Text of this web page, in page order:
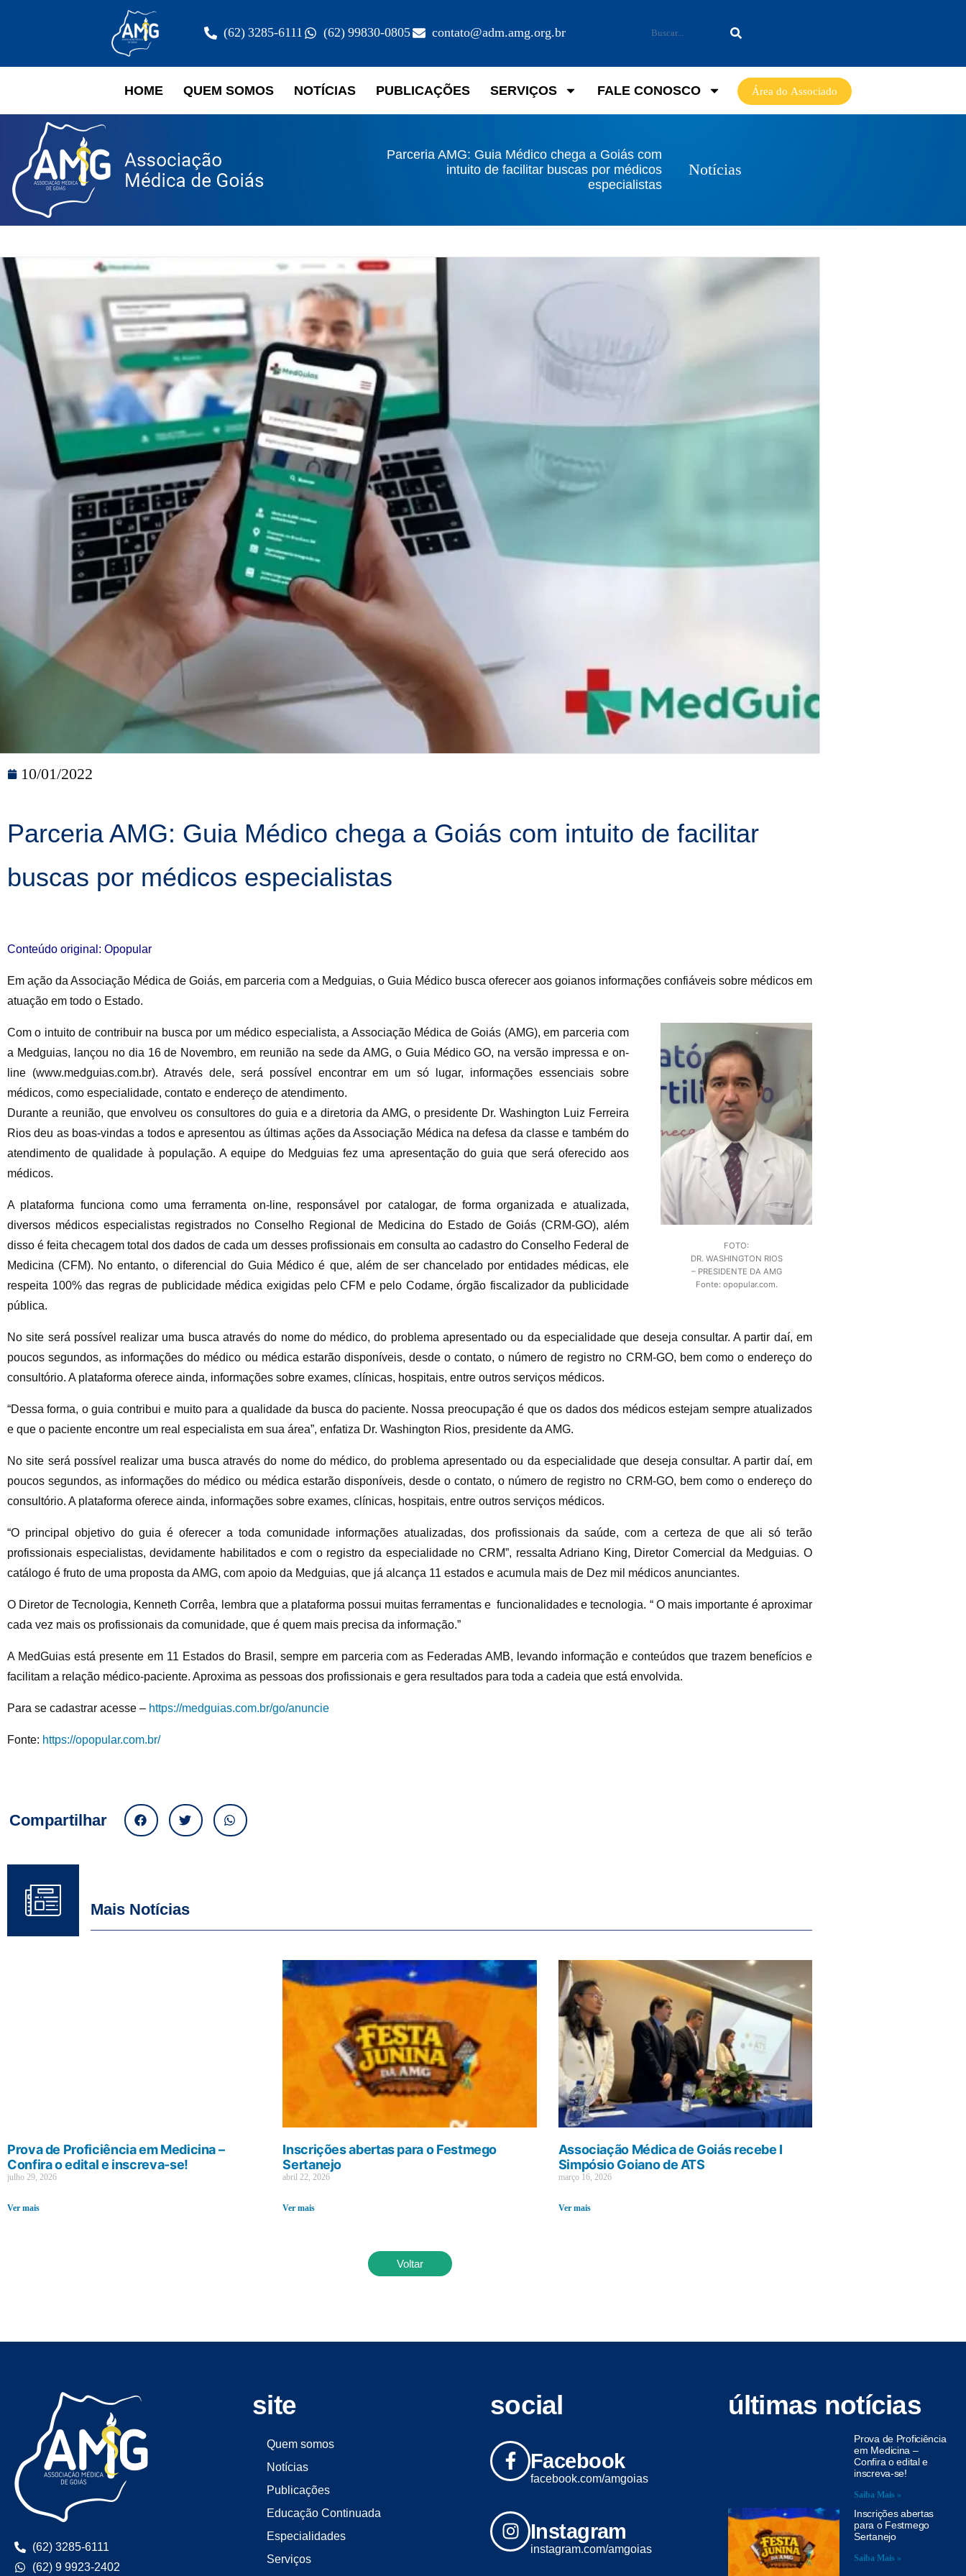
(62) 3285-6111 (62) 99830-0805 contato@adm.amg.org.br
HOME QUEM SOMOS NOTÍCIAS PUBLICAÇÕES SERVIÇOS FALE CONOSCO Área do Associado
Parceria AMG: Guia Médico chega a Goiás com
intuito de facilitar buscas por médicos
especialistas
Notícias
10/01/2022
Parceria AMG: Guia Médico chega a Goiás com intuito de facilitar
buscas por médicos especialistas
Conteúdo original: Opopular
Em ação da Associação Médica de Goiás, em parceria com a Medguias, o Guia Médico busca oferecer aos goianos informações confiáveis sobre médicos em
atuação em todo o Estado.
FOTO:
DR. WASHINGTON RIOS
– PRESIDENTE DA AMG
Fonte: opopular.com.
Com o intuito de contribuir na busca por um médico especialista, a Associação Médica de Goiás (AMG), em parceria com
a Medguias, lançou no dia 16 de Novembro, em reunião na sede da AMG, o Guia Médico GO, na versão impressa e on-
line (www.medguias.com.br). Através dele, será possível encontrar em um só lugar, informações essenciais sobre
médicos, como especialidade, contato e endereço de atendimento.
Durante a reunião, que envolveu os consultores do guia e a diretoria da AMG, o presidente Dr. Washington Luiz Ferreira
Rios deu as boas-vindas a todos e apresentou as últimas ações da Associação Médica na defesa da classe e também do
atendimento de qualidade à população. A equipe do Medguias fez uma apresentação do guia que será oferecido aos
médicos.
A plataforma funciona como uma ferramenta on-line, responsável por catalogar, de forma organizada e atualizada,
diversos médicos especialistas registrados no Conselho Regional de Medicina do Estado de Goiás (CRM-GO), além
disso é feita checagem total dos dados de cada um desses profissionais em consulta ao cadastro do Conselho Federal de
Medicina (CFM). No entanto, o diferencial do Guia Médico é que, além de ser chancelado por entidades médicas, ele
respeita 100% das regras de publicidade médica exigidas pelo CFM e pelo Codame, órgão fiscalizador da publicidade
pública.
No site será possível realizar uma busca através do nome do médico, do problema apresentado ou da especialidade que deseja consultar. A partir daí, em
poucos segundos, as informações do médico ou médica estarão disponíveis, desde o contato, o número de registro no CRM-GO, bem como o endereço do
consultório. A plataforma oferece ainda, informações sobre exames, clínicas, hospitais, entre outros serviços médicos.
“Dessa forma, o guia contribui e muito para a qualidade da busca do paciente. Nossa preocupação é que os dados dos médicos estejam sempre atualizados
e que o paciente encontre um real especialista em sua área”, enfatiza Dr. Washington Rios, presidente da AMG.
No site será possível realizar uma busca através do nome do médico, do problema apresentado ou da especialidade que deseja consultar. A partir daí, em
poucos segundos, as informações do médico ou médica estarão disponíveis, desde o contato, o número de registro no CRM-GO, bem como o endereço do
consultório. A plataforma oferece ainda, informações sobre exames, clínicas, hospitais, entre outros serviços médicos.
“O principal objetivo do guia é oferecer a toda comunidade informações atualizadas, dos profissionais da saúde, com a certeza de que ali só terão
profissionais especialistas, devidamente habilitados e com o registro da especialidade no CRM”, ressalta Adriano King, Diretor Comercial da Medguias. O
catálogo é fruto de uma proposta da AMG, com apoio da Medguias, que já alcança 11 estados e acumula mais de Dez mil médicos anunciantes.
O Diretor de Tecnologia, Kenneth Corrêa, lembra que a plataforma possui muitas ferramentas e funcionalidades e tecnologia. “ O mais importante é aproximar
cada vez mais os profissionais da comunidade, que é quem mais precisa da informação.”
A MedGuias está presente em 11 Estados do Brasil, sempre em parceria com as Federadas AMB, levando informação e conteúdos que trazem benefícios e
facilitam a relação médico-paciente. Aproxima as pessoas dos profissionais e gera resultados para toda a cadeia que está envolvida.
Para se cadastrar acesse – https://medguias.com.br/go/anuncie
Fonte: https://opopular.com.br/
Compartilhar
Mais Notícias
Prova de Proficiência em Medicina –
Confira o edital e inscreva-se!
julho 29, 2026
Ver mais
Inscrições abertas para o Festmego
Sertanejo
abril 22, 2026
Ver mais
Associação Médica de Goiás recebe I
Simpósio Goiano de ATS
março 16, 2026
Ver mais
Voltar
(62) 3285-6111
(62) 9 9923-2402
site
Quem somos
Notícias
Publicações
Educação Continuada
Especialidades
Serviços
social
Facebook
facebook.com/amgoias
Instagram
instagram.com/amgoias
últimas notícias
Prova de Proficiência
em Medicina –
Confira o edital e
inscreva-se!
Saiba Mais »
Inscrições abertas
para o Festmego
Sertanejo
Saiba Mais »